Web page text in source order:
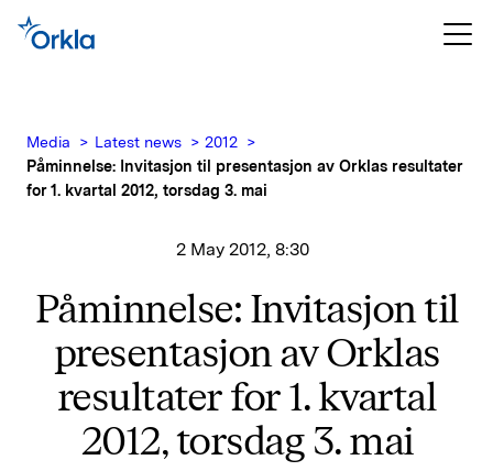
Media Latest news
2012
Påminnelse: Invitasjon til presentasjon av Orklas resultater
for 1. kvartal 2012, torsdag 3. mai
2 May 2012, 8:30
Påminnelse: Invitasjon til
presentasjon av Orklas
resultater for 1. kvartal
2012, torsdag 3. mai